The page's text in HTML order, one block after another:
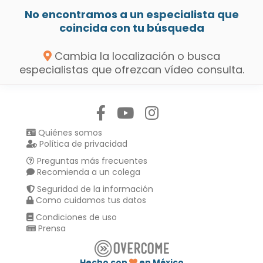
No encontramos a un especialista que
coincida con tu búsqueda
Cambia la localización o busca
especialistas que ofrezcan vídeo consulta.
Quiénes somos
Política de privacidad
Preguntas más frecuentes
Recomienda a un colega
Seguridad de la información
Como cuidamos tus datos
Condiciones de uso
Prensa